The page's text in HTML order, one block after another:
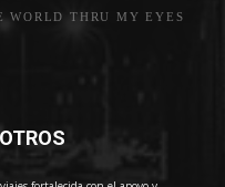
WORLD THRU MY EYES